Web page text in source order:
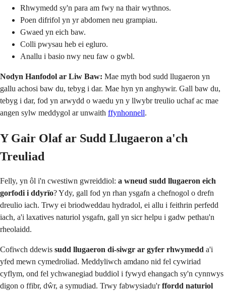
Rhwymedd sy'n para am fwy na thair wythnos.
Poen difrifol yn yr abdomen neu grampiau.
Gwaed yn eich baw.
Colli pwysau heb ei egluro.
Anallu i basio nwy neu faw o gwbl.
Nodyn Hanfodol ar Liw Baw: Mae myth bod sudd llugaeron yn
gallu achosi baw du, tebyg i dar. Mae hyn yn anghywir. Gall baw du,
tebyg i dar, fod yn arwydd o waedu yn y llwybr treulio uchaf ac mae
angen sylw meddygol ar unwaith ffynhonnell.
Y Gair Olaf ar Sudd Llugaeron a'ch
Treuliad
Felly, yn ôl i'n cwestiwn gwreiddiol: a wneud sudd llugaeron eich
gorfodi i ddyrïo? Ydy, gall fod yn rhan ysgafn a chefnogol o drefn
dreulio iach. Trwy ei briodweddau hydradol, ei allu i feithrin perfedd
iach, a'i laxatives naturiol ysgafn, gall yn sicr helpu i gadw pethau'n
rheolaidd.
Cofiwch ddewis sudd llugaeron di-siwgr ar gyfer rhwymedd a'i
yfed mewn cymedroliad. Meddyliwch amdano nid fel cywiriad
cyflym, ond fel ychwanegiad buddiol i fywyd ehangach sy'n cynnwys
digon o ffibr, dŵr, a symudiad. Trwy fabwysiadu'rffordd naturiol